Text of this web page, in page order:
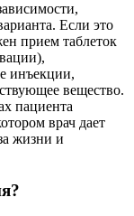
Если это
прием таблеток
инъекции,
вещество.
пациента
врач дает
жизни и